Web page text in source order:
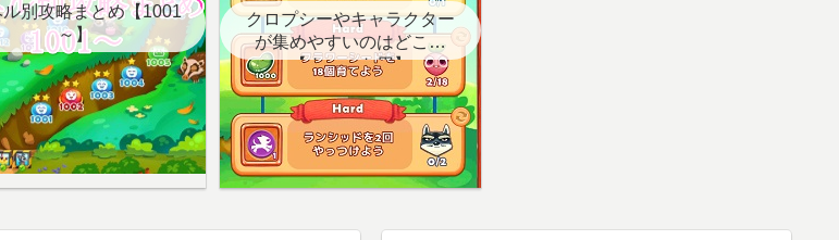
別攻略まとめ【1001
～】
クロプシーやキャラクター
が集めやすいのはどこ？
【クエスト用】